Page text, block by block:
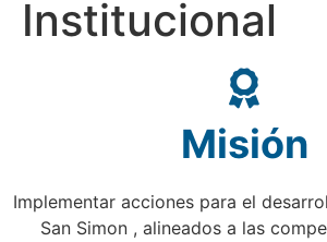
Institucional
Misión
Implementar acciones para el
San Simon , alineados a las